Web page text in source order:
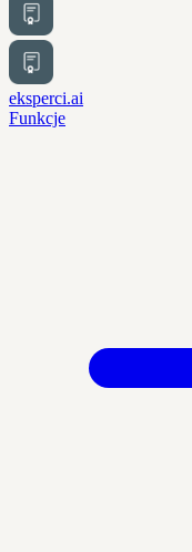
eksperci.ai
Funkcje